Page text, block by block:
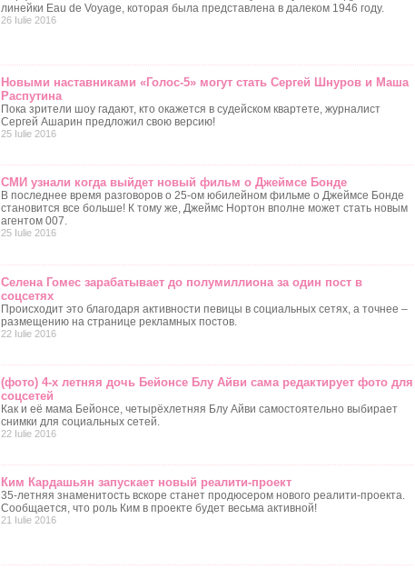
линейки Eau de Voyage, которая была представлена в далеком 1946 году.
26 Iulie 2016
Новыми наставниками «Голос-5» могут стать Сергей Шнуров и Маша
Распутина
Пока зрители шоу гадают, кто окажется в судейском квартете, журналист
Сергей Ашарин предложил свою версию!
25 Iulie 2016
СМИ узнали когда выйдет новый фильм о Джеймсе Бонде
В последнее время разговоров о 25-ом юбилейном фильме о Джеймсе Бонде
становится все больше! К тому же, Джеймс Нортон вполне может стать новым
агентом 007.
25 Iulie 2016
Селена Гомес зарабатывает до полумиллиона за один пост в
соцсетях
Происходит это благодаря активности певицы в социальных сетях, а точнее –
размещению на странице рекламных постов.
22 Iulie 2016
(фото) 4-х летняя дочь Бейонсе Блу Айви сама редактирует фото для
соцсетей
Как и её мама Бейонсе, четырёхлетняя Блу Айви самостоятельно выбирает
снимки для социальных сетей.
22 Iulie 2016
Ким Кардашьян запускает новый реалити-проект
35-летняя знаменитость вскоре станет продюсером нового реалити-проекта.
Сообщается, что роль Ким в проекте будет весьма активной!
21 Iulie 2016